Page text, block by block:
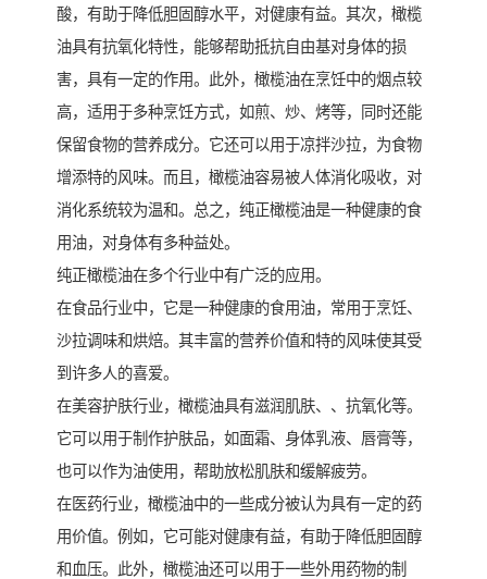
酸，有助于降低胆固醇水平，对健康有益。其次，橄榄
油具有抗氧化特性，能够帮助抵抗自由基对身体的损
害，具有一定的作用。此外，橄榄油在烹饪中的烟点较
高，适用于多种烹饪方式，如煎、炒、烤等，同时还能
保留食物的营养成分。它还可以用于凉拌沙拉，为食物
增添特的风味。而且，橄榄油容易被人体消化吸收，对
消化系统较为温和。总之，纯正橄榄油是一种健康的食
用油，对身体有多种益处。
纯正橄榄油在多个行业中有广泛的应用。
在食品行业中，它是一种健康的食用油，常用于烹饪、
沙拉调味和烘焙。其丰富的营养价值和特的风味使其受
到许多人的喜爱。
在美容护肤行业，橄榄油具有滋润肌肤、、抗氧化等。
它可以用于制作护肤品，如面霜、身体乳液、唇膏等，
也可以作为油使用，帮助放松肌肤和缓解疲劳。
在医药行业，橄榄油中的一些成分被认为具有一定的药
用价值。例如，它可能对健康有益，有助于降低胆固醇
和血压。此外，橄榄油还可以用于一些外用药物的制